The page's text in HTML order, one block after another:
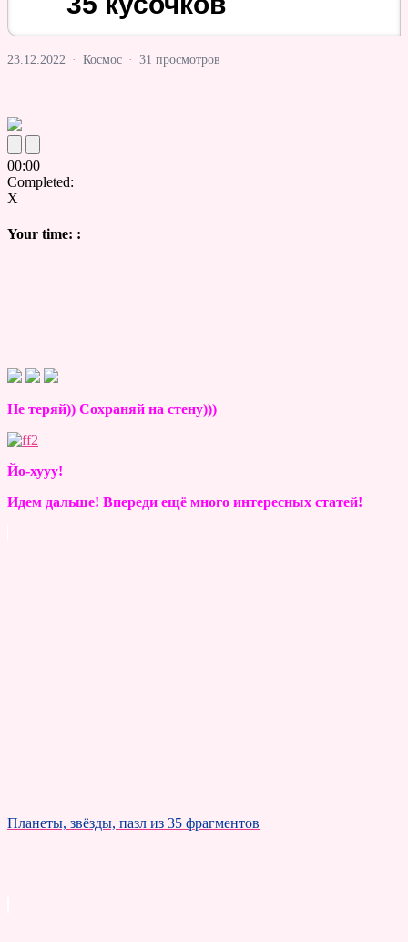
23.12.2022 · Космос · 31 просмотров
00:00
Completed:
X
Your time: :
Не теряй)) Сохраняй на стену)))
Йо-хууу!
Идем дальше! Впереди ещё много интересных статей!
Планеты, звёзды, пазл из 35 фрагментов